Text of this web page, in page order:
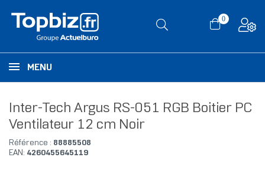
0
MENU
Inter-Tech Argus RS-051 RGB Boitier PC
Ventilateur 12 cm Noir
Référence : 88885508
EAN: 4260455645119